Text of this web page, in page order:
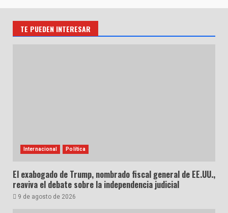
TE PUEDEN INTERESAR
Internacional Política
El exabogado de Trump, nombrado fiscal general de EE.UU.,
reaviva el debate sobre la independencia judicial
9 de agosto de 2026